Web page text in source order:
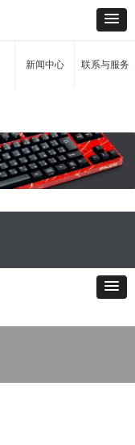
新闻中心 联系与服务